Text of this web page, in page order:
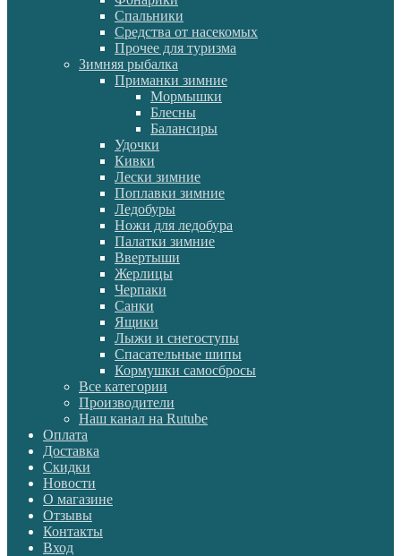
Спальники
Средства от насекомых
Прочее для туризма
Зимняя рыбалка
Приманки зимние
Мормышки
Блесны
Балансиры
Удочки
Кивки
Лески зимние
Поплавки зимние
Ледобуры
Ножи для ледобура
Палатки зимние
Ввертыши
Жерлицы
Черпаки
Санки
Ящики
Лыжи и снегоступы
Спасательные шипы
Кормушки самосбросы
Все категории
Производители
Наш канал на Rutube
Оплата
Доставка
Скидки
Новости
О магазине
Отзывы
Контакты
Вход